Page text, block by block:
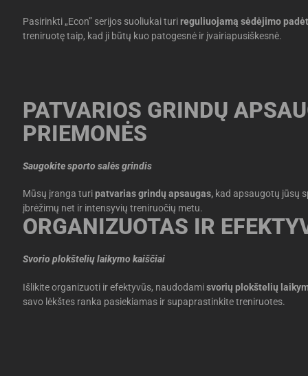
Pasirinkti „Econ” serijos suoliukai turireguliuojamą sėdėjimo
treniruotę taip, kad ji būtų kuo patogesnė ir įvairiapusiškesnė.
PATVARIOS GRINDŲ
PRIEMONĖS
Saugokite sporto salės grindis
Mūsų įranga turipatvarias grindų apsaugas, kad apsaugotų jūsų
įbrėžimų net ir intensyvių treniruočių metu.
ORGANIZUOTAS IR
Svorio plokštelių laikymo kaiščiai
Išlikite organizuoti ir efektyvūs, naudodamisvorių plokštelių
savo lėkštes ranka pasiekiamas ir supaprastinkite treniruotes.